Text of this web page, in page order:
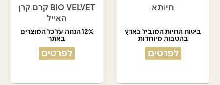
חיותא
ביטוח החיות המוביל בארץ
בהטבות מיוחדות
לפרטים
BIO VELVET קרם קרן
האייל
12% הנחה על כל המוצרים
באתר
לפרטים